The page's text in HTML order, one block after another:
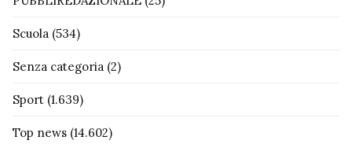
Scuola (534)
Senza categoria (2)
Sport (1.639)
Top news (14.602)